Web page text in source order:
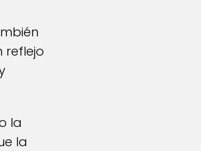
reflejo
la
la